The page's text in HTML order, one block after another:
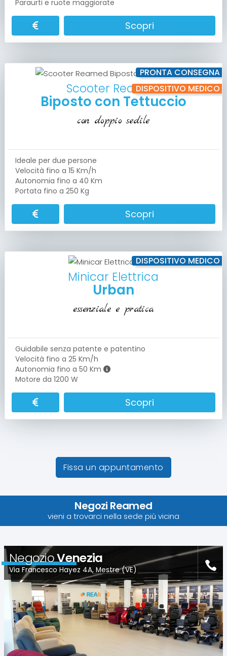
Paraurti e ruote maggiorate
Scopri
PRONTA CONSEGNA
DISPOSITIVO MEDICO
Scooter Reamed
Biposto con Tettuccio
con doppio sedile
Ideale per due persone
Velocità fino a 15 Km/h
Autonomia fino a 40 Km
Portata fino a 250 Kg
Scopri
DISPOSITIVO MEDICO
Minicar Elettrica
Urban
essenziale e pratica
Guidabile senza patente e patentino
Velocità fino a 25 Km/h
Autonomia fino a 50 Km
Motore da 1200 W
Scopri
Fissa un appuntamento
Negozi Reamed
vieni a trovarci nella sede più vicina
NegozioVenezia
Via Francesco Hayez 4A, Mestre (VE)